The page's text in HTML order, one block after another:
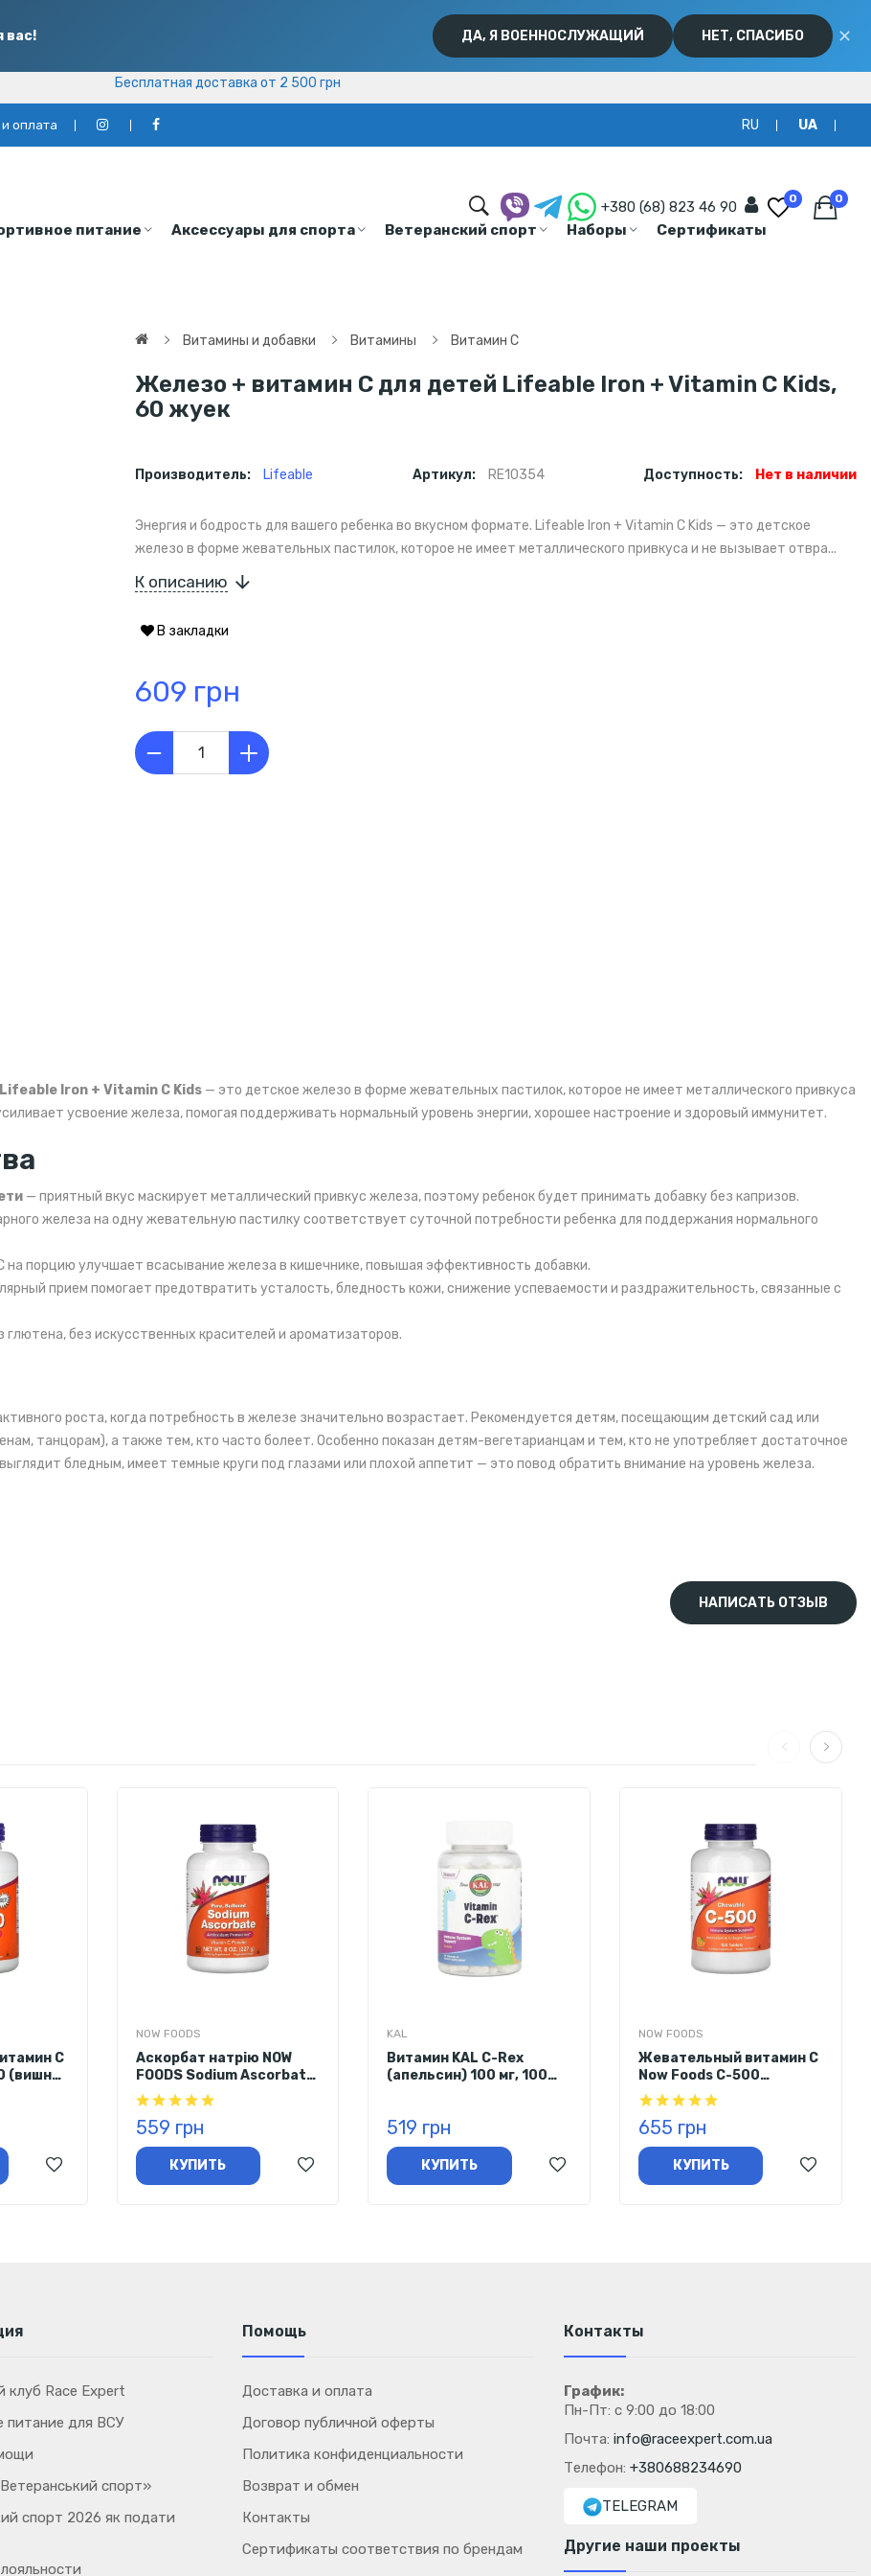
вас! ДА, Я ВОЕННОСЛУЖАЩИЙ НЕТ, СПАСИБО ✕
Бесплатная доставка от 2 500 грн
Бесплатная доставка от 2 500 грн
оплата RU UA
питание Аксессуары для спорта Ветеранский спорт Наборы
Сертификаты
+380 (68) 823 46 90 0 0
Витамины и добавки Витамины Витамин C
Железо + витамин C для детей Lifeable Iron + Vitamin C Kids,
60 жуек
Производитель: Lifeable Артикул: RE10354 Доступность: Нет в наличии
Энергия и бодрость для вашего ребенка во вкусном формате. Lifeable Iron + Vitamin C Kids — это детское
железо в форме жевательных пастилок, которое не имеет металлического привкуса и не вызывает отвра...
К описанию
В закладки
609 грн
Lifeable Iron + Vitamin C Kids — это детское железо в форме жевательных пастилок, которое не имеет металлического привкуса
усвоение железа, помогая поддерживать нормальный уровень энергии, хорошее настроение и здоровый иммунитет.
— приятный вкус маскирует металлический привкус железа, поэтому ребенок будет принимать добавку без капризов.
железа на одну жевательную пастилку соответствует суточной потребности ребенка для поддержания нормального
на порцию улучшает всасывание железа в кишечнике, повышая эффективность добавки.
прием помогает предотвратить усталость, бледность кожи, снижение успеваемости и раздражительность, связанные с
без искусственных красителей и ароматизаторов.
роста, когда потребность в железе значительно возрастает. Рекомендуется детям, посещающим детский сад или
танцорам), а также тем, кто часто болеет. Особенно показан детям-вегетарианцам и тем, кто не употребляет достаточное
бледным, имеет темные круги под глазами или плохой аппетит — это повод обратить внимание на уровень железа.
применением рекомендуется консультация с педиатром.
мг 173%
мг 143%
<1%
НАПИСАТЬ ОТЗЫВ
С
(вишня)
NOW FOODS
Аскорбат натрію NOW
FOODS Sodium Ascorbate,
227 г
559 грн
КУПИТЬ
KAL
Витамин KAL C-Rex
(апельсин) 100 мг, 100
519 грн
КУПИТЬ
NOW FOODS
Жевательный витамин С
Now Foods C-500
(апельсин) 100 таблеток
655 грн
КУПИТЬ
клуб Race Expert
питание для ВСУ
спорт»
спорт 2026 як подати
Помощь
Доставка и оплата
Договор публичной оферты
Политика конфиденциальности
Возврат и обмен
Контакты
Сертификаты соответствия по брендам
Контакты
График:
Пн-Пт: с 9:00 до 18:00
Почта: info@raceexpert.com.ua
Телефон: +380688234690
TELEGRAM
Другие наши проекты